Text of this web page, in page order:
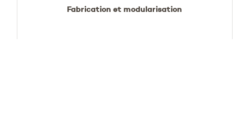
Fabrication et modularisation